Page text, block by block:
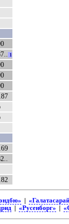
1
..87
..69
..82
|
| «Русенборг» |